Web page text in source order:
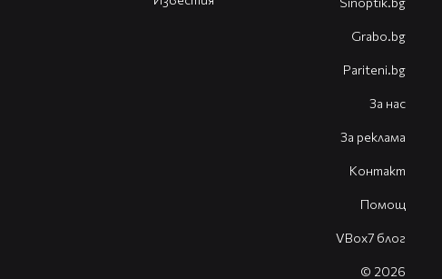
Grabo.bg
Pariteni.bg
За нас
За реклама
Контакт
Помощ
VBox7 блог
© 2026